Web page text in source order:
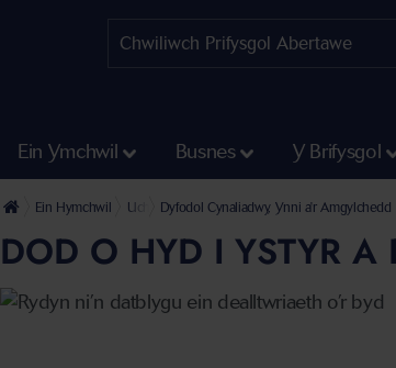
Ein Ymchwil Busnes Y Brifysgol
Ein Hymchwil Uchafbwyntiau Ymchwil
Dyfodol Cynaliadwy, Ynni a'r Amgylchedd
DOD O HYD I YSTYR A